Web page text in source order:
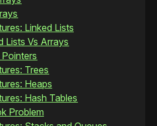
Linked Lists
Lists Vs Arrays
Trees
Heaps
Hash Tables
Problem